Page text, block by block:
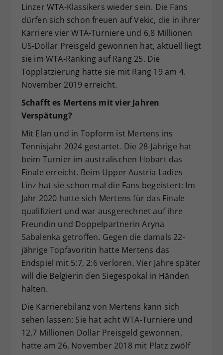
Linzer WTA-Klassikers wieder sein. Die Fans
dürfen sich schon freuen auf Vekic, die in ihrer
Karriere vier WTA-Turniere und 6,8 Millionen
US-Dollar Preisgeld gewonnen hat, aktuell liegt
sie im WTA-Ranking auf Rang 25. Die
Topplatzierung hatte sie mit Rang 19 am 4.
November 2019 erreicht.
Schafft es Mertens mit vier Jahren
Verspätung?
Mit Elan und in Topform ist Mertens ins
Tennisjahr 2024 gestartet. Die 28-Jährige hat
beim Turnier im australischen Hobart das
Finale erreicht. Beim Upper Austria Ladies
Linz hat sie schon mal die Fans begeistert: Im
Jahr 2020 hatte sich Mertens für das Finale
qualifiziert und war ausgerechnet auf ihre
Freundin und Doppelpartnerin Aryna
Sabalenka getroffen. Gegen die damals 22-
jährige Topfavoritin hatte Mertens das
Endspiel mit 5:7, 2:6 verloren. Vier Jahre später
will die Belgierin den Siegespokal in Händen
halten.
Die Karrierebilanz von Mertens kann sich
sehen lassen: Sie hat acht WTA-Turniere und
12,7 Millionen Dollar Preisgeld gewonnen,
hatte am 26. November 2018 mit Platz zwölf